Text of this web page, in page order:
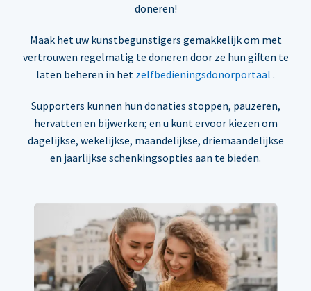
doneren!
Maak het uw kunstbegunstigers gemakkelijk om met
vertrouwen regelmatig te doneren door ze hun giften te
laten beheren in het zelfbedieningsdonorportaal .
Supporters kunnen hun donaties stoppen, pauzeren,
hervatten en bijwerken; en u kunt ervoor kiezen om
dagelijkse, wekelijkse, maandelijkse, driemaandelijkse
en jaarlijkse schenkingsopties aan te bieden.